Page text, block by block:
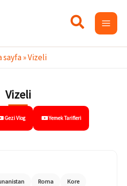
sayfa»Vizeli
Vizeli
Gezi Vlog Yemek Tarifleri
Roma Kore